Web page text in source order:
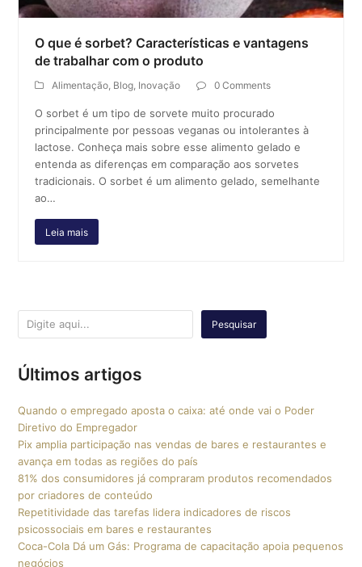
O que é sorbet? Características e vantagens
de trabalhar com o produto
Alimentação, Blog, Inovação 0 Comments
O sorbet é um tipo de sorvete muito procurado
principalmente por pessoas veganas ou intolerantes à
lactose. Conheça mais sobre esse alimento gelado e
entenda as diferenças em comparação aos sorvetes
tradicionais. O sorbet é um alimento gelado, semelhante
ao…
Leia mais
Pesquisar
Últimos artigos
Quando o empregado aposta o caixa: até onde vai o Poder
Diretivo do Empregador
Pix amplia participação nas vendas de bares e restaurantes e
avança em todas as regiões do país
81% dos consumidores já compraram produtos recomendados
por criadores de conteúdo
Repetitividade das tarefas lidera indicadores de riscos
psicossociais em bares e restaurantes
Coca-Cola Dá um Gás: Programa de capacitação apoia pequenos
negócios